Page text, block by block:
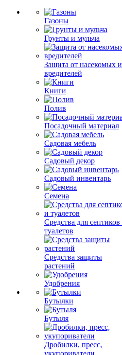
Газоны
Грунты и мульча
Защита от насекомых и
вредителей
Книги
Полив
Посадочный материал
Садовая мебель
Садовый декор
Садовый инвентарь
Семена
Средства для септиков
туалетов
Средства защиты
растений
Удобрения
Бутылки
Бутыля
Дробилки, пресс,
укупориватели